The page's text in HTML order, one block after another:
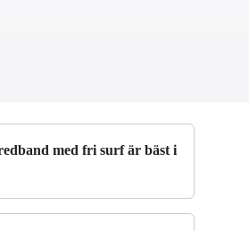
med fri surf är bäst i